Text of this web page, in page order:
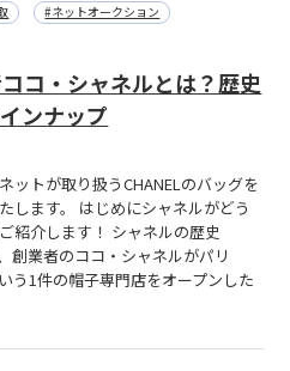
#ネットオークション
コ・シャネルとは？歴史
ンナップ
ットが取り扱うCHANELのバッグを
します。 はじめにシャネルがどう
紹介します！ シャネルの歴史
創業者のココ・シャネルがパリ
う1件の帽子専門店をオープンした